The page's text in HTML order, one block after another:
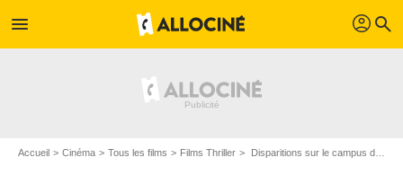
menu profil search
Accueil Cinéma Tous les films Films Thriller Disparitions sur le campus de George Erschbamer